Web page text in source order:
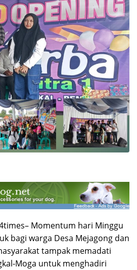
Momentum hari Minggu
bagi warga Desa Mejagong dan
tampak memadati
Moga untuk menghadiri